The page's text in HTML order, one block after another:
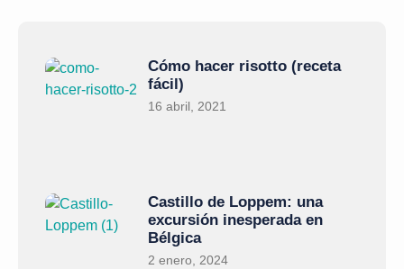
Cómo hacer risotto (receta
fácil)
16 abril, 2021
Castillo de Loppem: una
excursión inesperada en
Bélgica
2 enero, 2024